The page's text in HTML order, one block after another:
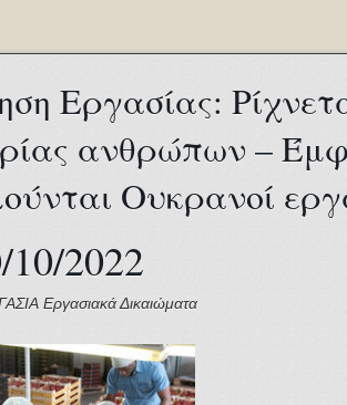
Εργασίας:
ανθρώπων –
Ουκρανοί
10/2022
Εργασιακά Δικαιώματα